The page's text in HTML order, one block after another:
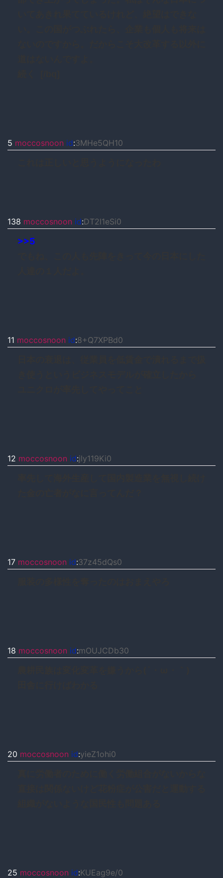
5 moccosnoon id:3MHe5QH10
138 moccosnoon id:DT2l1eSi0
>>5
11 moccosnoon id:8+Q7XPBd0
12 moccosnoon id:jly119Ki0
17 moccosnoon id:37z45dQs0
18 moccosnoon id:mOUJCDb30
20 moccosnoon id:yieZ1ohi0
25 moccosnoon id:KUEag9e/0